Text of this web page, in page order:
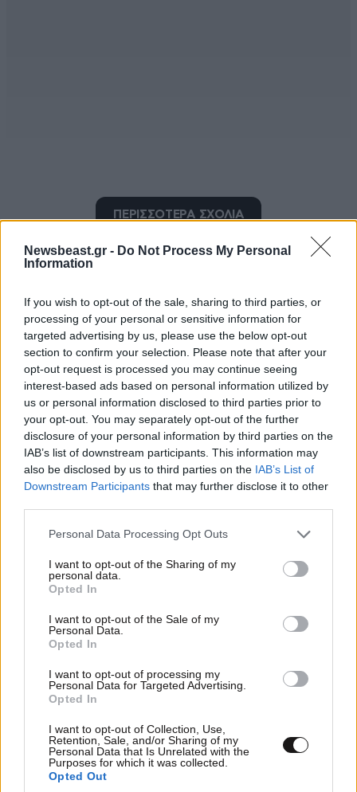
Newsbeast.gr - Do Not Process My Personal
Information
If you wish to opt-out of the sale, sharing to third parties, or
processing of your personal or sensitive information for
targeted advertising by us, please use the below opt-out
section to confirm your selection. Please note that after your
opt-out request is processed you may continue seeing
interest-based ads based on personal information utilized by
us or personal information disclosed to third parties prior to
your opt-out. You may separately opt-out of the further
disclosure of your personal information by third parties on the
IAB’s list of downstream participants. This information may
also be disclosed by us to third parties on the IAB’s List of
Downstream Participants that may further disclose it to other
Please note that this website/app uses one or more Google
not limited to your visit or usage behaviour. You may click to
grant or deny consent to Google and its third-party tags to
use your data for below specified purposes in below Google
consent section.
Personal Data Processing Opt Outs
I want to opt-out of the Sharing of my
personal data.
Opted In
I want to opt-out of the Sale of my
Personal Data.
Opted In
I want to opt-out of processing my
Personal Data for Targeted Advertising.
Opted In
I want to opt-out of Collection, Use,
Retention, Sale, and/or Sharing of my
Personal Data that Is Unrelated with the
Purposes for which it was collected.
Opted Out
Όντως, απαιτείται μεγάλη προσπάθεια να κατέβει το
Απαντήστε
γιατί δεν τον γράφεις 13·09·2025 10:16
με το όομά του ; ΠΟΛΥΛΙΓΑΚΗΣ ο Κρής
Απαντήστε 0
Βουρ στον πατσά 12·09·2025 23:40
Μας φόρτωσαν ότι χειρότερο υπάρχει τα κόμματα
εξουσιας
Απαντήστε
Βορειοανατολικός. 12·09·2025 21:32
Προσπάθησε να κατεβάσει το παντελόνι του..!!! Τα
γραπτά και τα λόγια είναι περιττά.
Απαντήστε
ΠΕΡΙΣΣΟΤΕΡΑ ΣΧΟΛΙΑ
TRENDING
Μαρία Κορινθίου: «Είμαι πιο ευτυχισμένη από
ποτέ – Ναι, έχω πατήσει φρένο»